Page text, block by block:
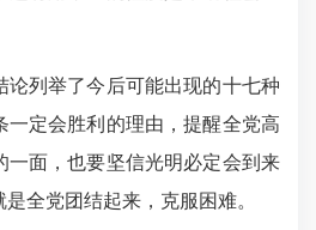
列举了今后可能出现的十七种
一定会胜利的理由，提醒全党高
一面，也要坚信光明必定会到来
全党团结起来，克服困难。